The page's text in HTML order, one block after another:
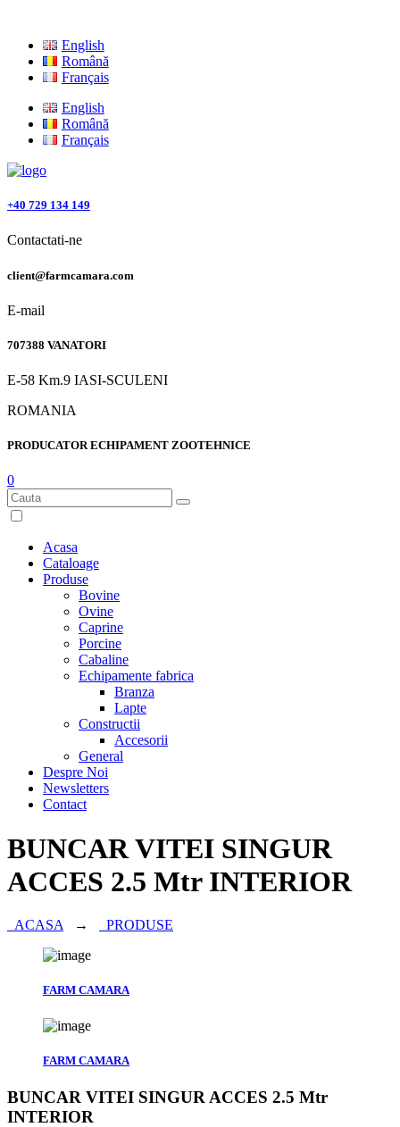
English
Română
Français
English
Română
Français
+40 729 134 149
Contactati-ne
client@farmcamara.com
E-mail
707388 VANATORI
E-58 Km.9 IASI-SCULENI
ROMANIA
PRODUCATOR ECHIPAMENT ZOOTEHNICE
0
Acasa
Cataloage
Produse
Bovine
Ovine
Caprine
Porcine
Cabaline
Echipamente fabrica
Branza
Lapte
Constructii
Accesorii
General
Despre Noi
Newsletters
Contact
BUNCAR VITEI SINGUR
ACCES 2.5 Mtr INTERIOR
ACASA → PRODUSE
FARM CAMARA
FARM CAMARA
BUNCAR VITEI SINGUR ACCES 2.5 Mtr
INTERIOR